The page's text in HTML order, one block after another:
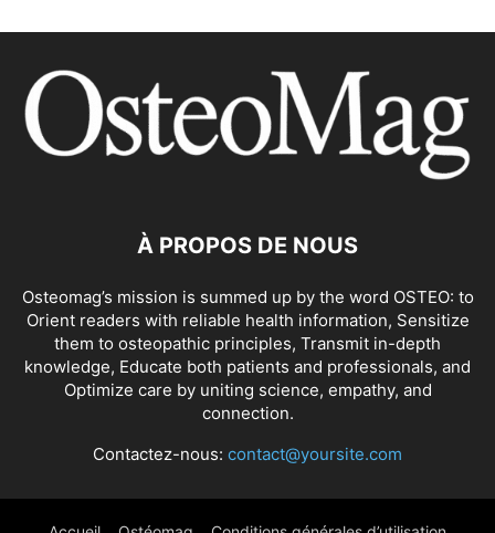
À PROPOS DE NOUS
Osteomag’s mission is summed up by the word OSTEO: to
Orient readers with reliable health information, Sensitize
them to osteopathic principles, Transmit in-depth
knowledge, Educate both patients and professionals, and
Optimize care by uniting science, empathy, and
connection.
Contactez-nous: contact@yoursite.com